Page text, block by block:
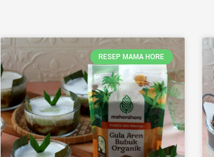
RESEP MAMA HORE